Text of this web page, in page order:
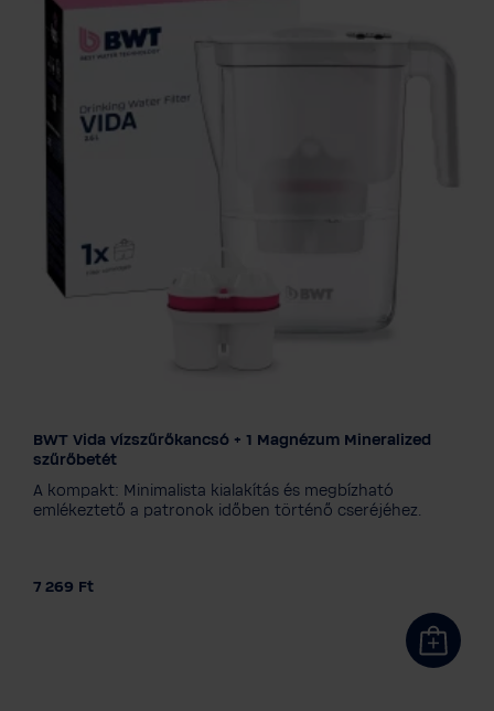
Színválaszték
BWT Vida vízszűrőkancsó + 1 Magnézum Mineralized
szűrőbetét
A kompakt: Minimalista kialakítás és megbízható
emlékeztető a patronok időben történő cseréjéhez.
7 269 Ft